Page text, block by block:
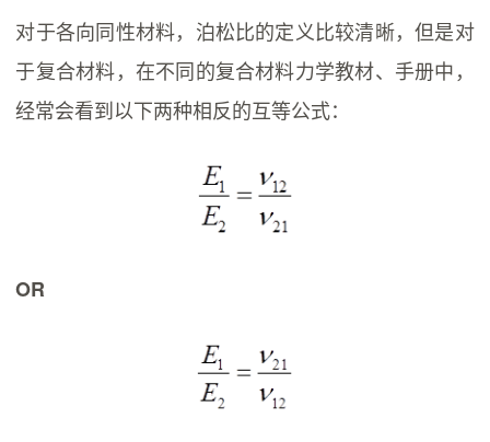
对于各向同性材料，泊松比的定义比较清晰，但是对
于复合材料，在不同的复合材料力学教材、手册中，
经常会看到以下两种相反的互等公式：
OR